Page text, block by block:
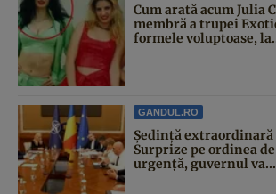
Cum arată acum Julia
membră a trupei
formele voluptoase,
GANDUL.RO
Şedinţă extraordinară
Surprize pe ordinea
urgență, guvernul va...